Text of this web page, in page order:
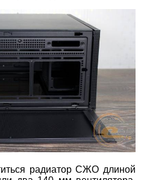
радиатор СЖО длиной